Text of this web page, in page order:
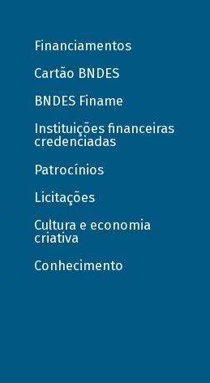
Financiamentos
Cartão BNDES
BNDES Finame
Instituições financeiras
credenciadas
Patrocínios
Licitações
Cultura e economia
criativa
Conhecimento